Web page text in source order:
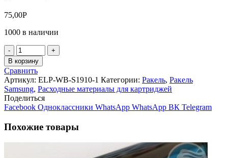
75,00Р
1000 в наличии
Количество
товара
Ракель
(Wiper
Blade)
Samsung
ML-
1910/15/2525/SCX-
(D105)
В корзину
Сравнить
Артикул: ELP-WB-S1910-1 Категории: Ракель, Ракель
Samsung, Расходные материалы для картриджей
Поделиться
Facebook Одноклассники WhatsApp WhatsApp ВК Telegram
Похожие товары